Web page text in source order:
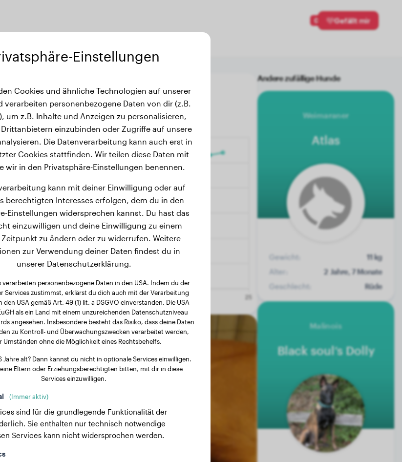
0 Gefällt mir
Andere zufällige Hunde
Weimaraner
Atlas
Gewicht:
11 kg
Alter:
2 Jahre, 7 Monate
Geschlecht:
Rüde
Malinois
Black soul’s Dolly
Einstellungen
Cookies und ähnliche Technologien auf unserer
verarbeiten personenbezogene Daten von dir (z.B.
um z.B. Inhalte und Anzeigen zu personalisieren,
einzubinden oder Zugriffe auf unsere
Die Datenverarbeitung kann auch erst in
Cookies stattfinden. Wir teilen diese Daten mit
wir in den Privatsphäre-Einstellungen benennen.
kann mit deiner Einwilligung oder auf
berechtigten Interesses erfolgen, dem du in den
Einstellungen widersprechen kannst. Du hast das
einzuwilligen und deine Einwilligung zu einem
zu ändern oder zu widerrufen. Weitere
zur Verwendung deiner Daten findest du in
unserer Datenschutzerklärung.
verarbeiten personenbezogene Daten in den USA. Indem du der
Services zustimmst, erklärst du dich auch mit der Verarbeitung
den USA gemäß Art. 49 (1) lit. a DSGVO einverstanden. Die USA
als ein Land mit einem unzureichenden Datenschutzniveau
angesehen. Insbesondere besteht das Risiko, dass deine Daten
zu Kontroll- und Überwachungszwecken verarbeitet werden,
Umständen ohne die Möglichkeit eines Rechtsbehelfs.
Jahre alt? Dann kannst du nicht in optionale Services einwilligen.
Eltern oder Erziehungsberechtigten bitten, mit dir in diese
Services einzuwilligen.
(Immer aktiv)
sind für die grundlegende Funktionalität der
Sie enthalten nur technisch notwendige
Services kann nicht widersprochen werden.